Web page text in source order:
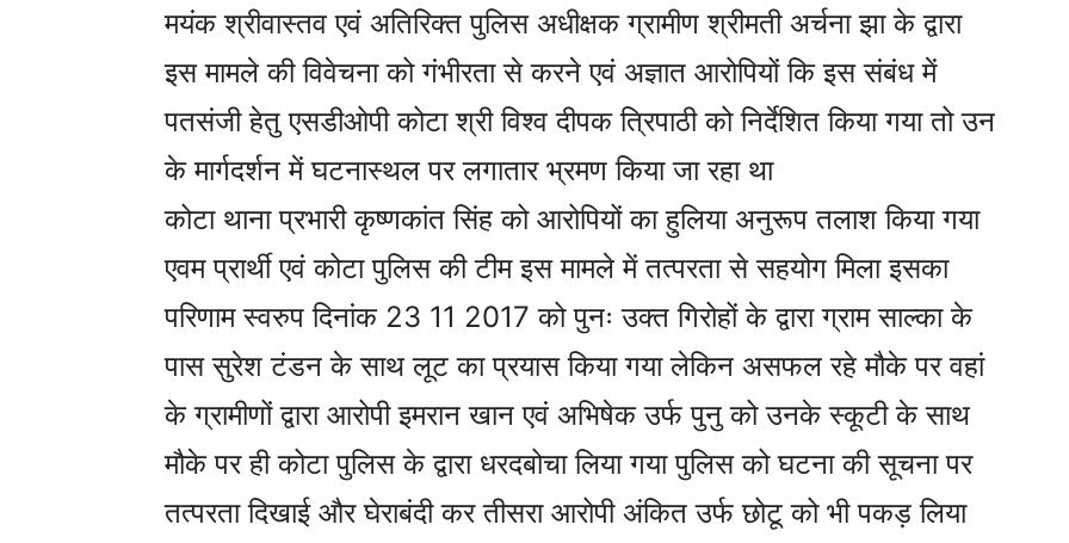
मयंक श्रीवास्तव एवं अतिरिक्त पुलिस अधीक्षक ग्रामीण श्रीमती अर्चना झा के द्वारा
इस मामले की विवेचना को गंभीरता से करने एवं अज्ञात आरोपियों कि इस संबंध में
पतसंजी हेतु एसडीओपी कोटा श्री विश्व दीपक त्रिपाठी को निर्देशित किया गया तो उन
के मार्गदर्शन में घटनास्थल पर लगातार भ्रमण किया जा रहा था
कोटा थाना प्रभारी कृष्णकांत सिंह को आरोपियों का हुलिया अनुरूप तलाश किया गया
एवम प्रार्थी एवं कोटा पुलिस की टीम इस मामले में तत्परता से सहयोग मिला इसका
परिणाम स्वरुप दिनांक 23 11 2017 को पुनः उक्त गिरोहों के द्वारा ग्राम साल्का के
पास सुरेश टंडन के साथ लूट का प्रयास किया गया लेकिन असफल रहे मौके पर वहां
के ग्रामीणों द्वारा आरोपी इमरान खान एवं अभिषेक उर्फ पुनु को उनके स्कूटी के साथ
मौके पर ही कोटा पुलिस के द्वारा धरदबोचा लिया गया पुलिस को घटना की सूचना पर
तत्परता दिखाई और घेराबंदी कर तीसरा आरोपी अंकित उर्फ छोटू को भी पकड़ लिया